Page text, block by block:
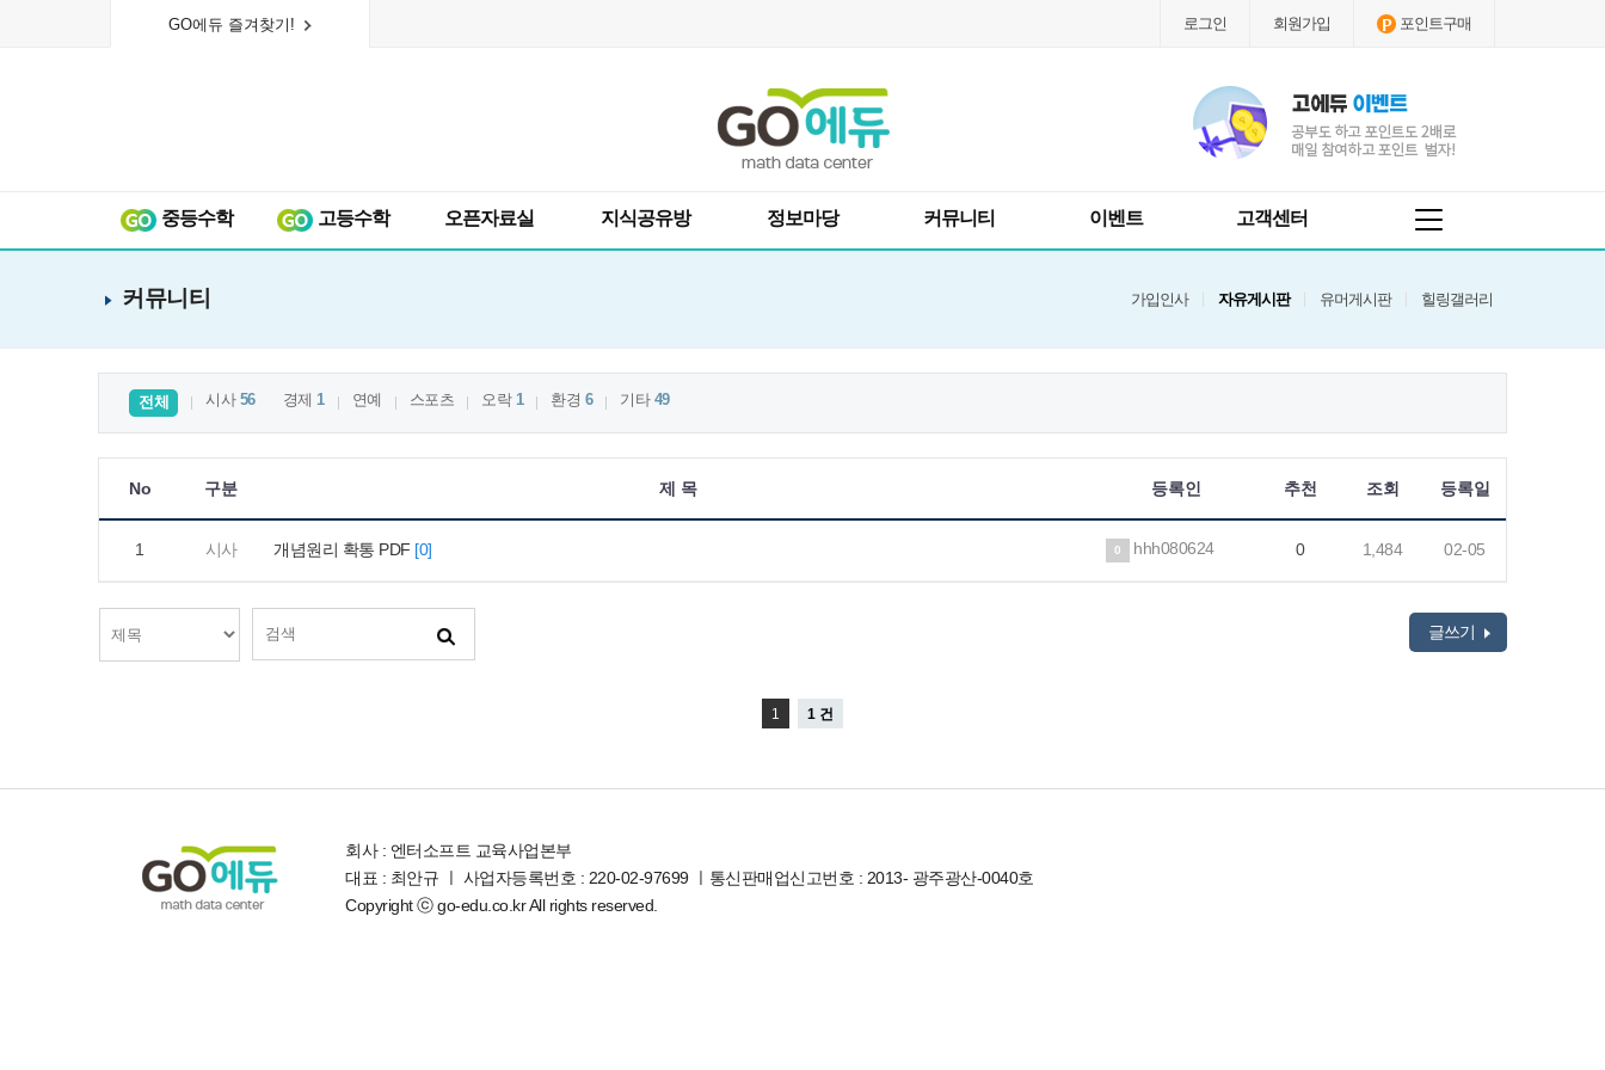
GO에듀 즐겨찾기! 로그인 회원가입 포인트구매
중등수학 고등수학 오픈자료실 지식공유방 정보마당 커뮤니티 이벤트 고객센터
커뮤니티 가입인사 자유게시판 유머게시판 힐링갤러리
전체 시사 56 경제 1 연예 스포츠 오락 1 환경 6 기타 49
No 구분 제 목 등록인 추천 조회 등록일
1 시사 개념원리 확통 PDF [0] 0 hhh080624 0 1,484 02-05
글쓰기
1 1 건
회사 : 엔터소프트 교육사업본부
대표 : 최안규 ㅣ 사업자등록번호 : 220-02-97699 ㅣ통신판매업신고번호 : 2013- 광주광산-0040호
Copyright ⓒ go-edu.co.kr All rights reserved.